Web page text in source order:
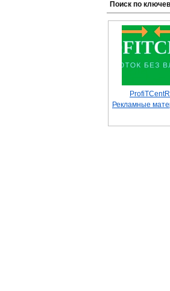
Поиск по
Рекламные